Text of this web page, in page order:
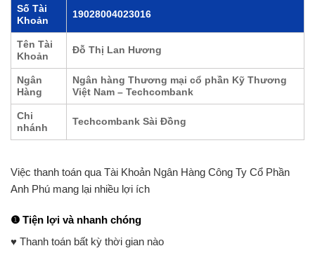
Số Tài
Khoản
19028004023016
Tên Tài
Khoản
Đỗ Thị Lan Hương
Ngân
Hàng
Ngân hàng Thương mại cổ phần Kỹ Thương
Việt Nam – Techcombank
Chi
nhánh
Techcombank Sài Đồng
Việc thanh toán qua Tài Khoản Ngân Hàng Công Ty Cổ Phần
Anh Phú mang lại nhiều lợi ích
❶ Tiện lợi và nhanh chóng
♥ Thanh toán bất kỳ thời gian nào